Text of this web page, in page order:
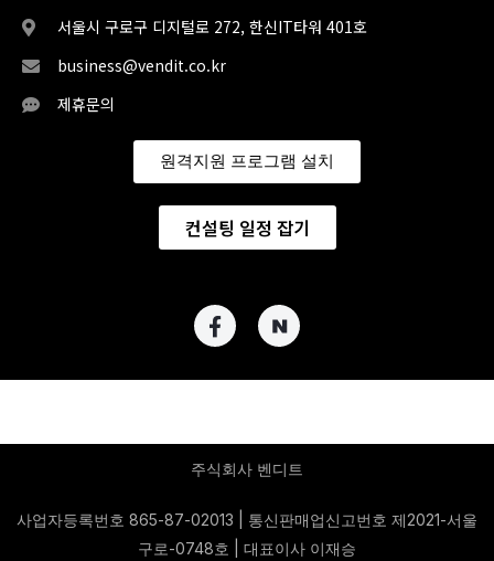
서울시 구로구 디지털로 272, 한신IT타워 401호
business@vendit.co.kr
제휴문의
원격지원 프로그램 설치
컨설팅 일정 잡기
주식회사 벤디트
사업자등록번호 865-87-02013 | 통신판매업신고번호 제2021-서울
구로-0748호 | 대표이사 이재승